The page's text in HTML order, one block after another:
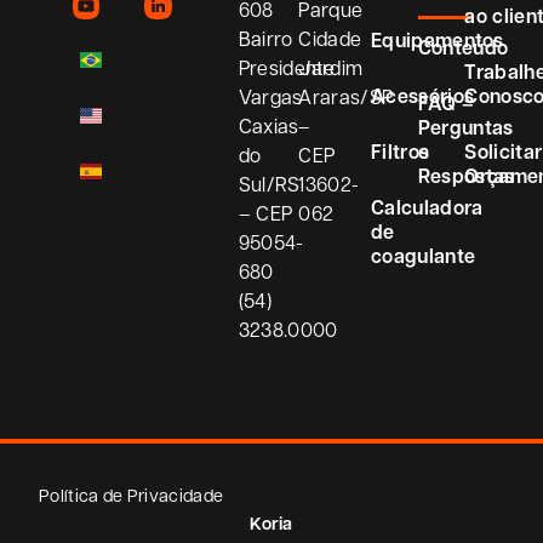
608
Bairro
Presidente
Vargas
Caxias
do
Sul/RS
– CEP
95054-
680
(54)
3238.0000
Parque
Cidade
Jardim
Araras/SP
–
CEP
13602-
062
Equipamentos
Acessórios
Filtros
Calculadora
de
coagulante
Conteúdo
FAQ –
Perguntas
e
Respostas
ao
Solicitar
Política de Privacidade
Koria